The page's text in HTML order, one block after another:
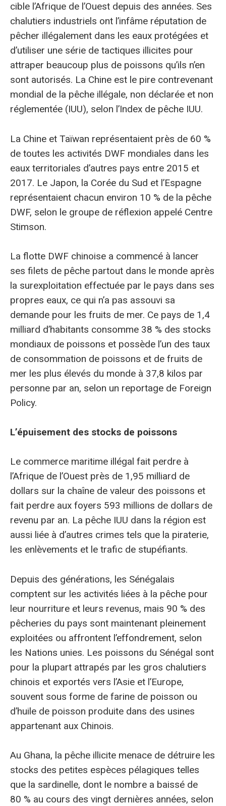
cible l’Afrique de l’Ouest depuis des années. Ses
chalutiers industriels ont l’infâme réputation de
pêcher illégalement dans les eaux protégées et
d’utiliser une série de tactiques illicites pour
attraper beaucoup plus de poissons qu’ils n’en
sont autorisés. La Chine est le pire contrevenant
mondial de la pêche illégale, non déclarée et non
réglementée (IUU), selon l’Index de pêche IUU.
La Chine et Taïwan représentaient près de 60 %
de toutes les activités DWF mondiales dans les
eaux territoriales d’autres pays entre 2015 et
2017. Le Japon, la Corée du Sud et l’Espagne
représentaient chacun environ 10 % de la pêche
DWF, selon le groupe de réflexion appelé Centre
Stimson.
La flotte DWF chinoise a commencé à lancer
ses filets de pêche partout dans le monde après
la surexploitation effectuée par le pays dans ses
propres eaux, ce qui n’a pas assouvi sa
demande pour les fruits de mer. Ce pays de 1,4
milliard d’habitants consomme 38 % des stocks
mondiaux de poissons et possède l’un des taux
de consommation de poissons et de fruits de
mer les plus élevés du monde à 37,8 kilos par
personne par an, selon un reportage de Foreign
Policy.
L’épuisement des stocks de poissons
Le commerce maritime illégal fait perdre à
l’Afrique de l’Ouest près de 1,95 milliard de
dollars sur la chaîne de valeur des poissons et
fait perdre aux foyers 593 millions de dollars de
revenu par an. La pêche IUU dans la région est
aussi liée à d’autres crimes tels que la piraterie,
les enlèvements et le trafic de stupéfiants.
Depuis des générations, les Sénégalais
comptent sur les activités liées à la pêche pour
leur nourriture et leurs revenus, mais 90 % des
pêcheries du pays sont maintenant pleinement
exploitées ou affrontent l’effondrement, selon
les Nations unies. Les poissons du Sénégal sont
pour la plupart attrapés par les gros chalutiers
chinois et exportés vers l’Asie et l’Europe,
souvent sous forme de farine de poisson ou
d’huile de poisson produite dans des usines
appartenant aux Chinois.
Au Ghana, la pêche illicite menace de détruire les
stocks des petites espèces pélagiques telles
que la sardinelle, dont le nombre a baissé de
80 % au cours des vingt dernières années, selon